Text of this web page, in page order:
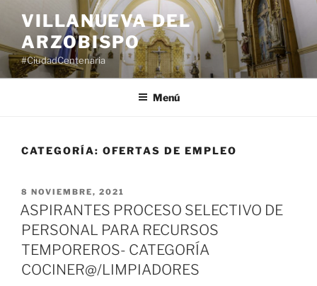
contenido
VILLANUEVA DEL
ARZOBISPO
#CiudadCentenaria
Menú
CATEGORÍA: OFERTAS DE EMPLEO
PUBLICADO
EL
8 NOVIEMBRE, 2021
ASPIRANTES PROCESO SELECTIVO DE
PERSONAL PARA RECURSOS
TEMPOREROS- CATEGORÍA
COCINER@/LIMPIADORES